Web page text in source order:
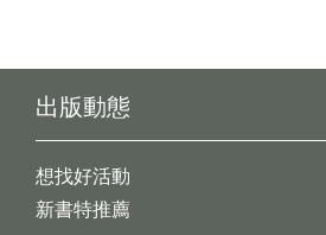
出版動態
想找好活動
新書特推薦